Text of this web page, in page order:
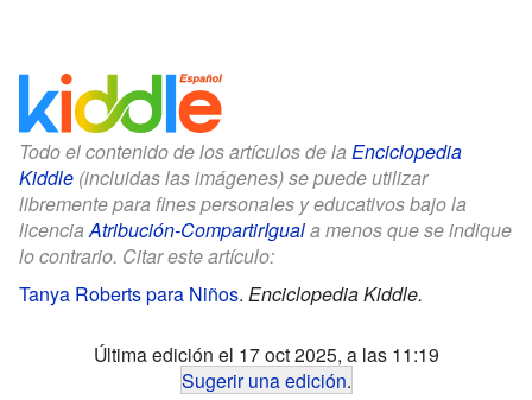
Todo el contenido de los artículos de la Enciclopedia
Kiddle (incluidas las imágenes) se puede utilizar
libremente para fines personales y educativos bajo la
licenciaAtribución-CompartirIguala menos que se indique
lo contrario. Citar este artículo:
Tanya Roberts para Niños. Enciclopedia Kiddle.
Última edición el 17 oct 2025, a las 11:19
Sugerir una edición.